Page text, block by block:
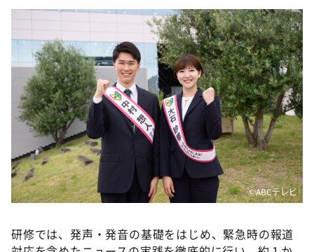
河合＆A.B.C-Z塚田×福井アナ「なんでやねん！？」
（news おかえり）
DAIGOも台所 ～きょうの献立 何にする？～
本日はダイアンなり！シーズン２
朝だ！生です旅サラダ
教えて！ニュースライブ 正義のミカタ
ＬＩＦＥ～夢のカタチ～
新婚さんいらっしゃい！
ポツンと一軒家
ぺこぱのまるスポ
ⒸABCテレビ
研修では、発声・発音の基礎をはじめ、緊急時の報道